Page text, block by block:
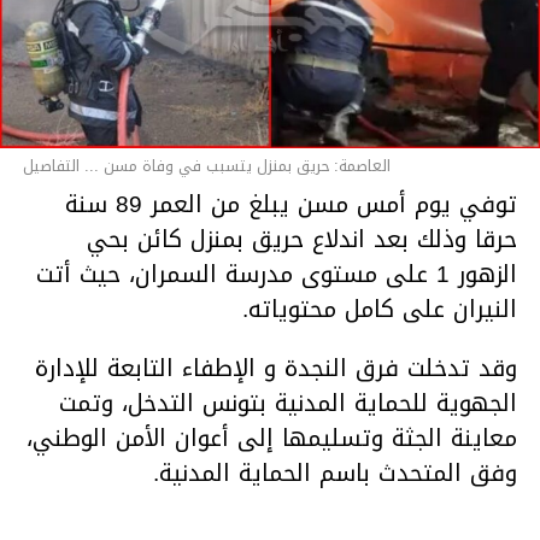
العاصمة: حريق بمنزل يتسبب في وفاة مسن ... التفاصيل
توفي يوم أمس مسن يبلغ من العمر 89 سنة
حرقا وذلك بعد اندلاع حريق بمنزل كائن بحي
الزهور 1 على مستوى مدرسة السمران، حيث أتت
النيران على كامل محتوياته.
وقد تدخلت فرق النجدة و الإطفاء التابعة للإدارة
الجهوية للحماية المدنية بتونس التدخل، وتمت
معاينة الجثة وتسليمها إلى أعوان الأمن الوطني،
وفق المتحدث باسم الحماية المدنية.